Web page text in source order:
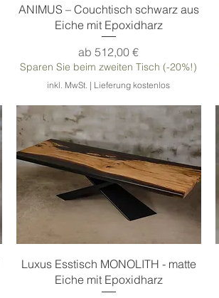
Schnellansicht
ANIMUS – Couchtisch schwarz aus
Eiche mit Epoxidharz
ab512,00 €
Sale-Preis
Sparen Sie beim zweiten Tisch (-20%!)
inkl. MwSt. | Lieferung kostenlos
Schnellansicht
Luxus Esstisch MONOLITH - matte
Eiche mit Epoxidharz